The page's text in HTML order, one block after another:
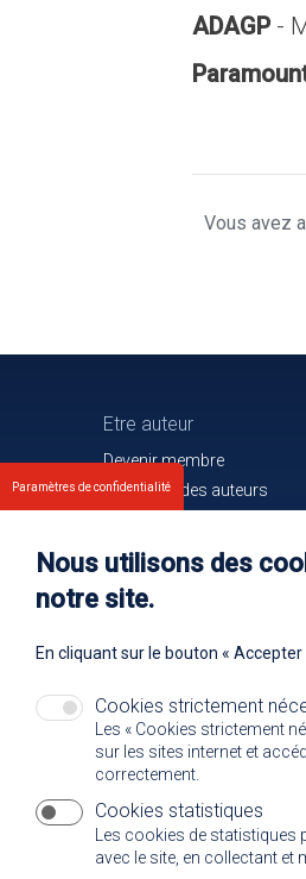
ADAGP-
Vous avez
Etre auteur
Devenir membre
Les droits des auteurs
Nos membres
Paramètres de confidentialité
Nous utilisons des
notre site.
En cliquant sur le bouton «
Cookies strictement
Les « Cookies strictement
sur les sites internet et
correctement.
Cookies statistiques
Les cookies de
avec le site, en collectant